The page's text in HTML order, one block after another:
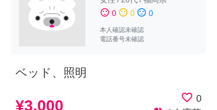
sentiment_satisfied 0 sentiment_neutral 0 sentiment_dissatisfied 0
本人確認未確認
電話番号未確認
ベッド、照明
¥3,000 favorite_border 0